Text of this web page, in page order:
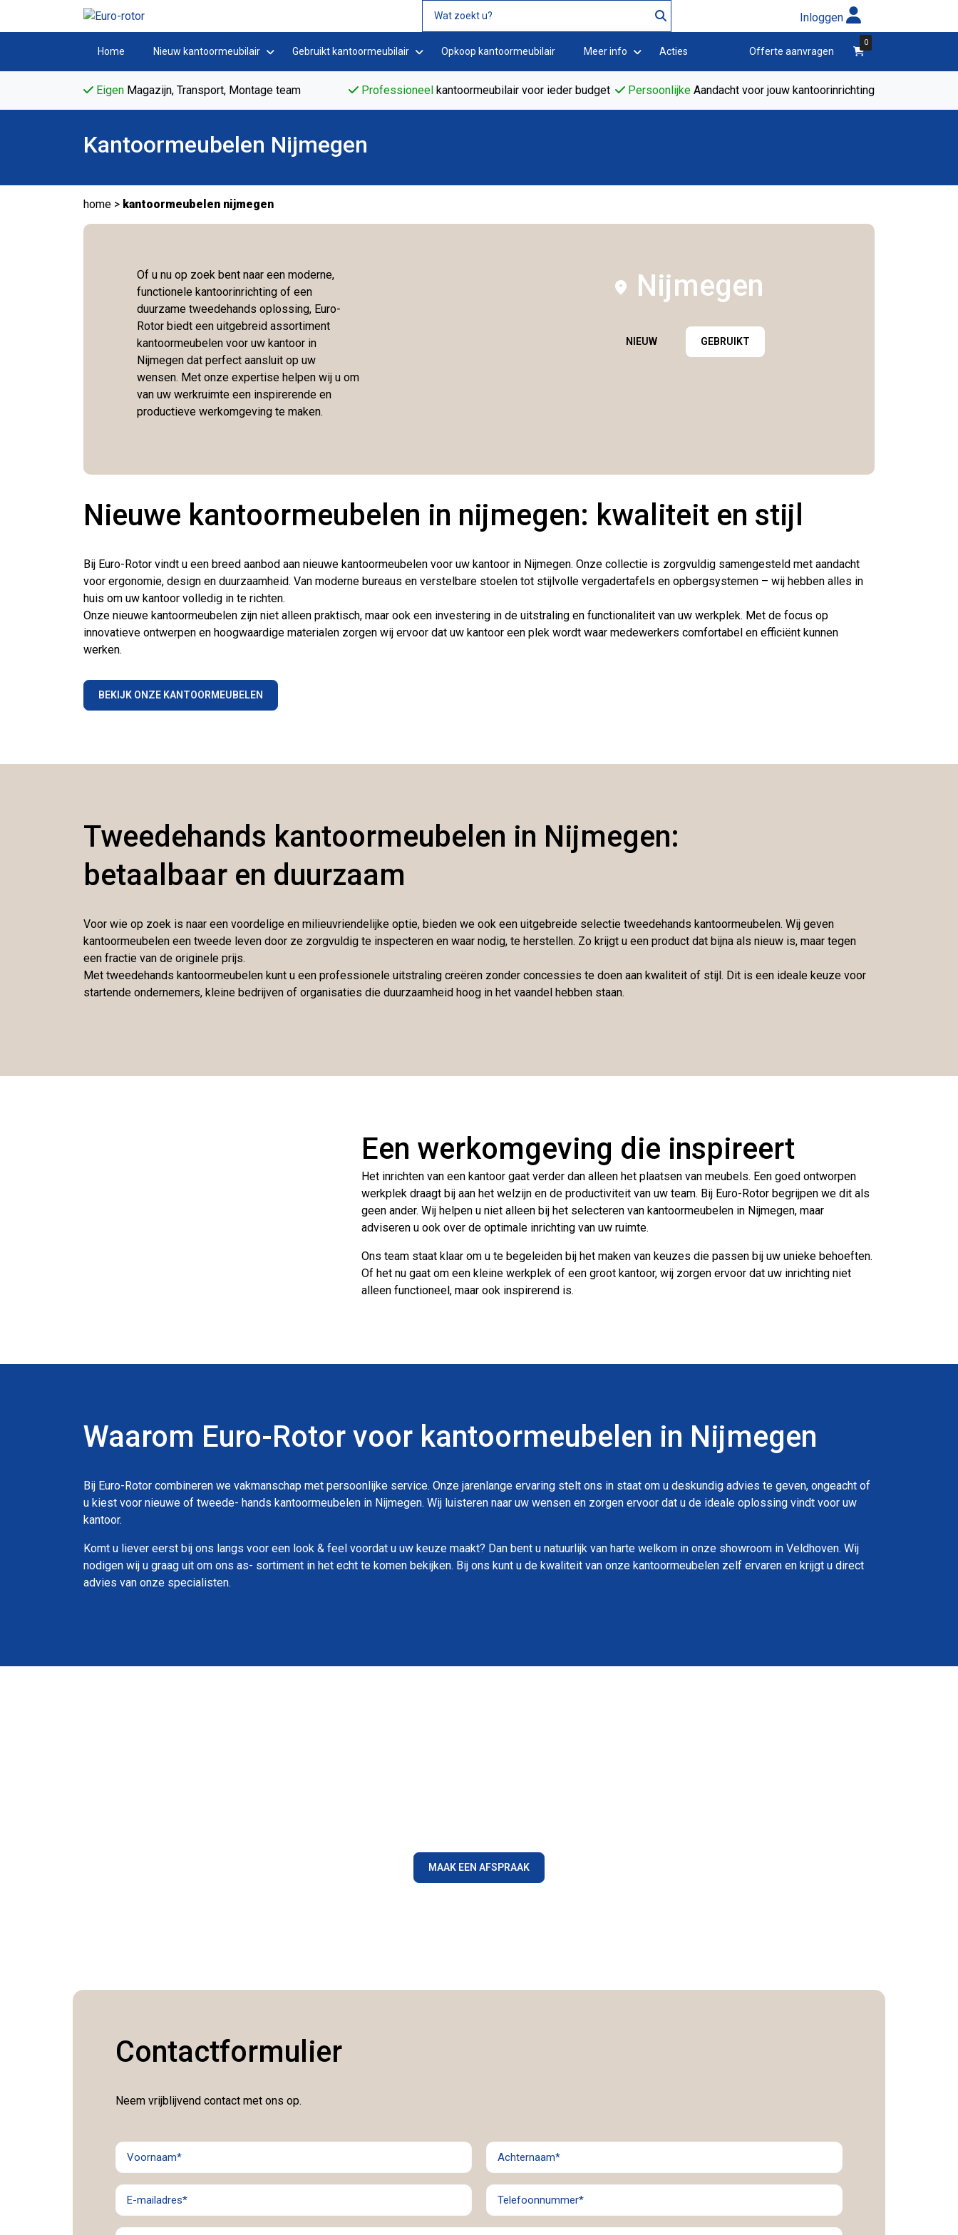
Inloggen
Home Nieuw kantoormeubilair Gebruikt kantoormeubilair Opkoop kantoormeubilair Meer info Acties winkelwagen
0
Offerte aanvragen
Eigen Magazijn, Transport, Montage team Professioneelkantoormeubilair voor ieder budget Persoonlijke Aandacht voor jouw kantoorinrichting
Kantoormeubelen Nijmegen
home > kantoormeubelen nijmegen
Of u nu op zoek bent naar een moderne,
functionele kantoorinrichting of een
duurzame tweedehands oplossing, Euro-
Rotor biedt een uitgebreid assortiment
kantoormeubelen voor uw kantoor in
Nijmegen dat perfect aansluit op uw
wensen. Met onze expertise helpen wij u om
van uw werkruimte een inspirerende en
productieve werkomgeving te maken.
location_on Nijmegen
NIEUW GEBRUIKT
Nieuwe kantoormeubelen in nijmegen: kwaliteit en stijl
Bij Euro-Rotor vindt u een breed aanbod aan nieuwe kantoormeubelen voor uw kantoor in Nijmegen. Onze collectie is zorgvuldig samengesteld met aandacht
voor ergonomie, design en duurzaamheid. Van moderne bureaus en verstelbare stoelen tot stijlvolle vergadertafels en opbergsystemen – wij hebben alles in
huis om uw kantoor volledig in te richten.
Onze nieuwe kantoormeubelen zijn niet alleen praktisch, maar ook een investering in de uitstraling en functionaliteit van uw werkplek. Met de focus op
innovatieve ontwerpen en hoogwaardige materialen zorgen wij ervoor dat uw kantoor een plek wordt waar medewerkers comfortabel en efficiënt kunnen
werken.
BEKIJK ONZE KANTOORMEUBELEN
Tweedehands kantoormeubelen in Nijmegen:
betaalbaar en duurzaam
Voor wie op zoek is naar een voordelige en milieuvriendelijke optie, bieden we ook een uitgebreide selectie tweedehands kantoormeubelen. Wij geven
kantoormeubelen een tweede leven door ze zorgvuldig te inspecteren en waar nodig, te herstellen. Zo krijgt u een product dat bijna als nieuw is, maar tegen
een fractie van de originele prijs.
Met tweedehands kantoormeubelen kunt u een professionele uitstraling creëren zonder concessies te doen aan kwaliteit of stijl. Dit is een ideale keuze voor
startende ondernemers, kleine bedrijven of organisaties die duurzaamheid hoog in het vaandel hebben staan.
Een werkomgeving die inspireert
Het inrichten van een kantoor gaat verder dan alleen het plaatsen van meubels. Een goed ontworpen
werkplek draagt bij aan het welzijn en de productiviteit van uw team. Bij Euro-Rotor begrijpen we dit als
geen ander. Wij helpen u niet alleen bij het selecteren van kantoormeubelen in Nijmegen, maar
adviseren u ook over de optimale inrichting van uw ruimte.
Ons team staat klaar om u te begeleiden bij het maken van keuzes die passen bij uw unieke behoeften.
Of het nu gaat om een kleine werkplek of een groot kantoor, wij zorgen ervoor dat uw inrichting niet
alleen functioneel, maar ook inspirerend is.
Waarom Euro-Rotor voor kantoormeubelen in Nijmegen
Bij Euro-Rotor combineren we vakmanschap met persoonlijke service. Onze jarenlange ervaring stelt ons in staat om u deskundig advies te geven, ongeacht of
u kiest voor nieuwe of tweede- hands kantoormeubelen in Nijmegen. Wij luisteren naar uw wensen en zorgen ervoor dat u de ideale oplossing vindt voor uw
kantoor.
Komt u liever eerst bij ons langs voor een look & feel voordat u uw keuze maakt? Dan bent u natuurlijk van harte welkom in onze showroom in Veldhoven. Wij
nodigen wij u graag uit om ons as- sortiment in het echt te komen bekijken. Bij ons kunt u de kwaliteit van onze kantoormeubelen zelf ervaren en krijgt u direct
advies van onze specialisten.
MAAK EEN AFSPRAAK
Contactformulier
Neem vrijblijvend contact met ons op.
Voornaam Achternaam
E-
mailadres
Telefoonnummer